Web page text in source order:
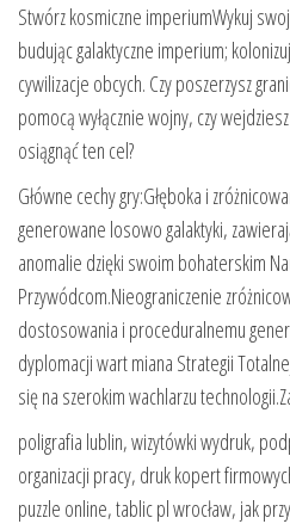
Stwórz kosmiczne imperiumWykuj
budując galaktyczne imperium;
cywilizacje obcych. Czy poszerzysz
pomocą wyłącznie wojny, czy
osiągnąć ten cel?
Główne cechy gry:Głęboka i
generowane losowo galaktyki,
anomalie dzięki swoim bohaterskim
Przywódcom.Nieograniczenie
dostosowania i proceduralnemu
dyplomacji wart miana Strategii
się na szerokim wachlarzu
poligrafia lublin, wizytówki wydruk,
organizacji pracy, druk kopert
puzzle online, tablic pl wrocław, jak